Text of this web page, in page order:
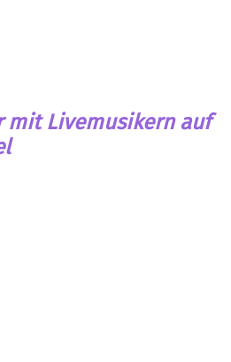
mit Livemusikern auf